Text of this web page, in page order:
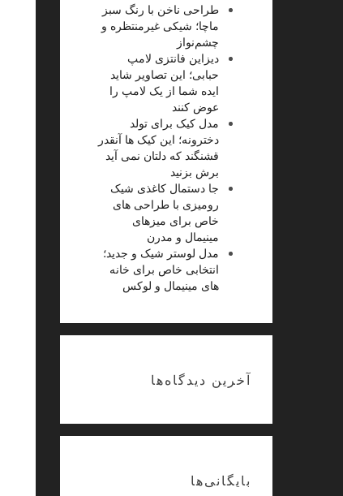
طراحی ناخن با رنگ سبز
ماچا؛ شیکی غیرمنتظره و
چشم‌نواز
دیزاین فانتزی لامپ
حبابی؛ این تصاویر شاید
ایده شما از یک لامپ را
عوض کنند
مدل کیک برای تولد
دخترونه؛ این کیک ها آنقدر
قشنگند که دلتان نمی آید
برش بزنید
جا دستمال کاغذی شیک
رومیزی با طراحی های
خاص برای میزهای
مینیمال و مدرن
مدل لوستر شیک و جدید؛
انتخابی خاص برای خانه
های مینیمال و لوکس
آخرین دیدگاه‌ها
بایگانی‌ها